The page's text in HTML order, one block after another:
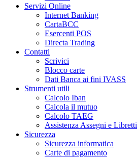
Servizi Online
Internet Banking
CartaBCC
Esercenti POS
Directa Trading
Contatti
Scrivici
Blocco carte
Dati Banca ai fini IVASS
Strumenti utili
Calcolo Iban
Calcola il mutuo
Calcolo TAEG
Assistenza Assegni e Libretti
Sicurezza
Sicurezza informatica
Carte di pagamento